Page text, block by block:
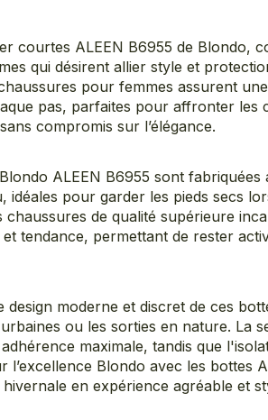
courtes ALEEN B6955 de Blondo,
qui désirent allier style et
pour femmes assurent
pas, parfaites pour affronter les
compromis sur l’élégance.
ALEEN B6955 sont fabriquées
idéales pour garder les pieds secs
chaussures de qualité supérieure
tendance, permettant de rester
design moderne et discret de ces
ou les sorties en nature. La
maximale, tandis que
Blondo avec les bottes
en expérience agréable et